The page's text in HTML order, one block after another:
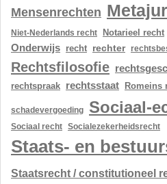
Mensenrechten
Niet-Nederlands recht
Notarieel recht
Onderwijs recht rechter
Rechtsfilosofie
rechtspraak rechtsstaat Romeins
schadevergoeding Sociaal-
Sociaal recht Socialezekerheidsrecht
Staats- en
Staatsrecht / constitutioneel